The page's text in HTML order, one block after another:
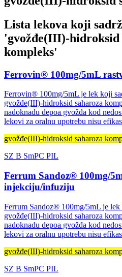
Lista lekova koji
'gvožđe(III)-hidroksid
kompleks'
Ferrovin® 100mg/5mL
Ferrovin® 100mg/5mL je lek koji
gvožđe(III)-hidroksid saharoza
nadoknadu depoa gvožđa kod
lekovi za oralnu upotrebu nisu
gvožđe(III)-hidroksid saharoza
SZ B SmPC PIL
Ferrum Sandoz® 100mg/
injekciju/infuziju
Ferrum Sandoz® 100mg/5mL je
gvožđe(III)-hidroksid saharoza
nadoknadu depoa gvožđa kod
lekovi za oralnu upotrebu nisu
gvožđe(III)-hidroksid saharoza
SZ B SmPC PIL